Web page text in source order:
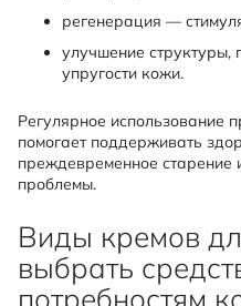
регенерация —
улучшение структуры,
упругости кожи.
Регулярное использование
помогает поддерживать
преждевременное старение
проблемы.
Виды кремов
выбрать
потребностям